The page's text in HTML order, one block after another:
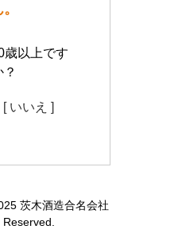
歳以上です
？
[ いいえ ]
茨木酒造合名会社